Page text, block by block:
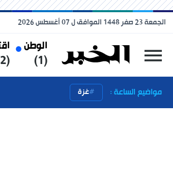
الوطن
(1)
(2)
الجمعة 23 صفر 1448 الموافق ل 07 أغسطس 2026
مواضيع الساعة : غزة